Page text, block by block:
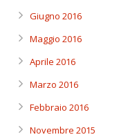
Giugno 2016
Maggio 2016
Aprile 2016
Marzo 2016
Febbraio 2016
Novembre 2015